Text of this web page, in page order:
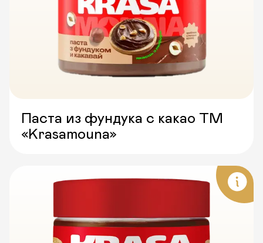
Паста из фундука с какао ТМ
«Krasamouna»